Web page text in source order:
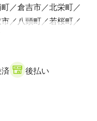
倉吉市
北栄町
八頭町
若桜町
津和野町
奥出雲町
後払い